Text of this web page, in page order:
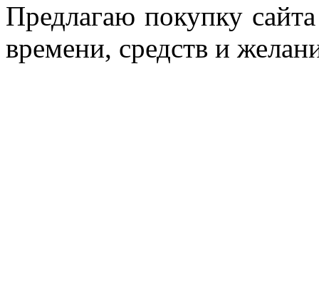
Пред­ла­гаю по­куп­ку
вре­мени, средств и